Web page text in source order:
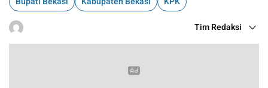
Tim Redaksi